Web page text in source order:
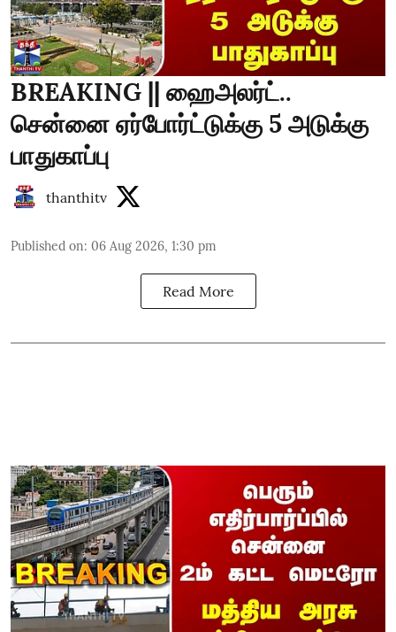
BREAKING || ஹைஅலர்ட்..
சென்னை ஏர்போர்ட்டுக்கு 5 அடுக்கு
பாதுகாப்பு
thanthitv
Published on: 06 Aug 2026, 1:30 pm
Read More